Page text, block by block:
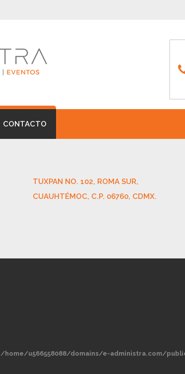
CONTACTO
TUXPAN NO. 102, ROMA SUR,
CUAUHTÉMOC, C.P. 06760, CDMX.
/home/u566558088/domains/e-administra.com/